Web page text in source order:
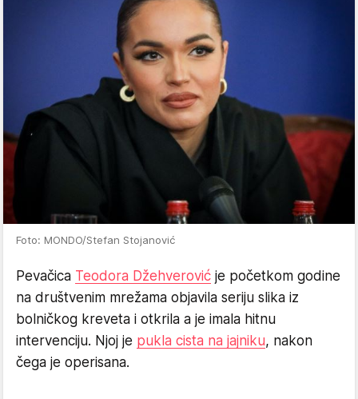
Foto: MONDO/Stefan Stojanović
Pevačica Teodora Džehverović je početkom godine
na društvenim mrežama objavila seriju slika iz
bolničkog kreveta i otkrila a je imala hitnu
intervenciju. Njoj je pukla cista na jajniku, nakon
čega je operisana.